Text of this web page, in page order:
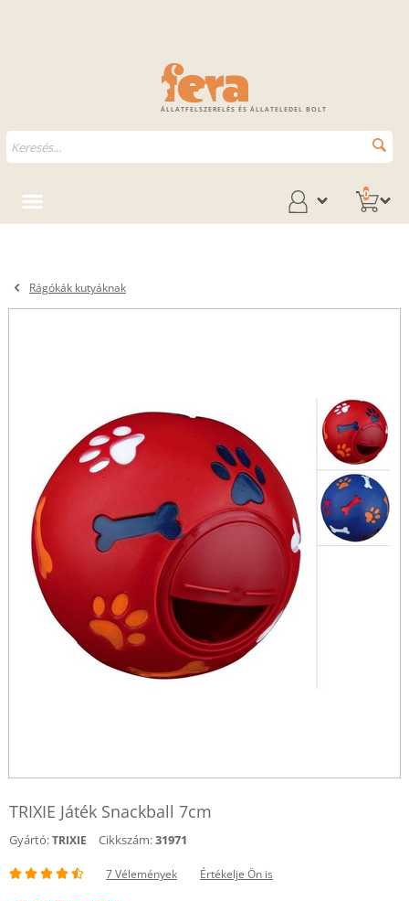
ÁLLATFELSZERELÉS ÉS ÁLLATELEDEL BOLT
0
Rágókák kutyáknak
TRIXIE Játék Snackball 7cm
Gyártó:TRIXIE Cikkszám:31971
7 Vélemények Értékelje Ön is